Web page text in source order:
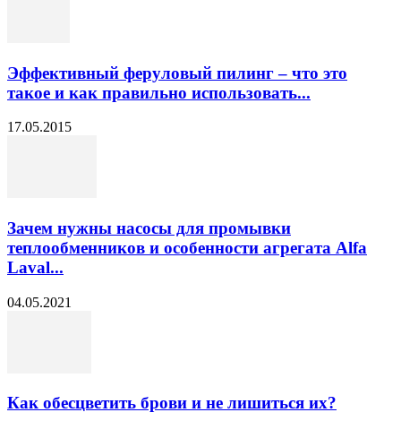
Эффективный феруловый пилинг – что это
такое и как правильно использовать...
17.05.2015
Зачем нужны насосы для промывки
теплообменников и особенности агрегата Alfa
Laval...
04.05.2021
Как обесцветить брови и не лишиться их?